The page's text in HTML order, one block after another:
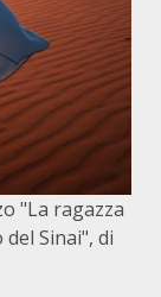
"La ragazza
Sinai", di